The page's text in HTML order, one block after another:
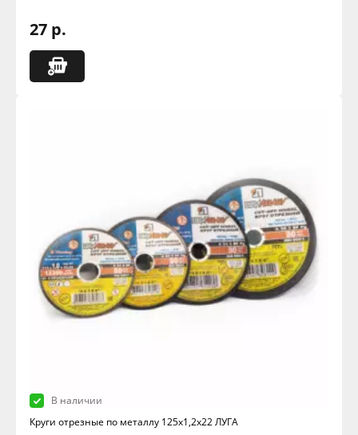
27 р.
В наличии
Круги отрезные по металлу 125х1,2х22 ЛУГА